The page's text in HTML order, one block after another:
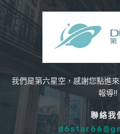
我們是第六星空，感謝您點進
報導!!
聯絡我